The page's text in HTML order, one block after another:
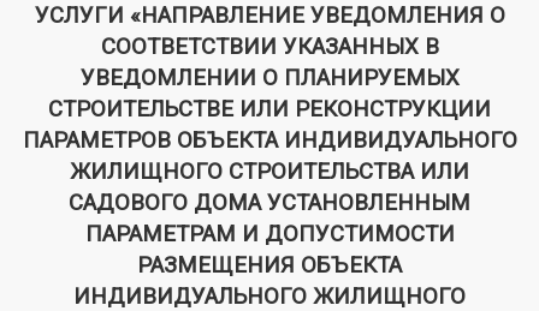
УСЛУГИ «НАПРАВЛЕНИЕ УВЕДОМЛЕНИЯ О
СООТВЕТСТВИИ УКАЗАННЫХ В
УВЕДОМЛЕНИИ О ПЛАНИРУЕМЫХ
СТРОИТЕЛЬСТВЕ ИЛИ РЕКОНСТРУКЦИИ
ПАРАМЕТРОВ ОБЪЕКТА ИНДИВИДУАЛЬНОГО
ЖИЛИЩНОГО СТРОИТЕЛЬСТВА ИЛИ
САДОВОГО ДОМА УСТАНОВЛЕННЫМ
ПАРАМЕТРАМ И ДОПУСТИМОСТИ
РАЗМЕЩЕНИЯ ОБЪЕКТА
ИНДИВИДУАЛЬНОГО ЖИЛИЩНОГО